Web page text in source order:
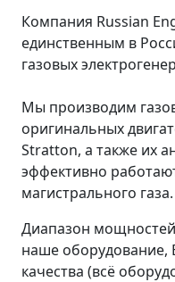
Компания Russian
единственным в
газовых
Мы производим
оригинальных
Stratton, а также их
эффективно
магистрального газа.
Диапазон мощностей
наше оборудование,
качества (всё